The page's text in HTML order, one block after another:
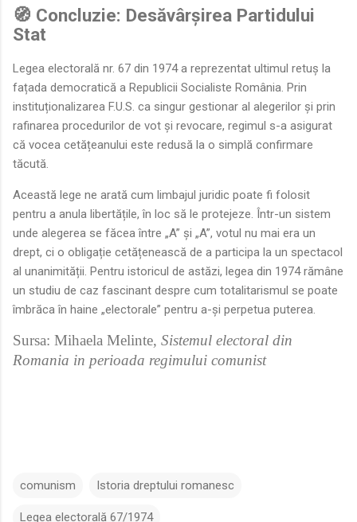
🧭 Concluzie: Desăvârșirea Partidului
Stat
Legea electorală nr. 67 din 1974 a reprezentat ultimul retuș la
fațada democratică a Republicii Socialiste România. Prin
instituționalizarea F.U.S. ca singur gestionar al alegerilor și prin
rafinarea procedurilor de vot și revocare, regimul s-a asigurat
că vocea cetățeanului este redusă la o simplă confirmare
tăcută.
Această lege ne arată cum limbajul juridic poate fi folosit
pentru a anula libertățile, în loc să le protejeze. Într-un sistem
unde alegerea se făcea între „A” și „A”, votul nu mai era un
drept, ci o obligație cetățenească de a participa la un spectacol
al unanimității. Pentru istoricul de astăzi, legea din 1974 rămâne
un studiu de caz fascinant despre cum totalitarismul se poate
îmbrăca în haine „electorale” pentru a-și perpetua puterea.
Sursa: Mihaela Melinte, Sistemul electoral din
Romania in perioada regimului comunist
comunism Istoria dreptului romanesc
Legea electorală 67/1974